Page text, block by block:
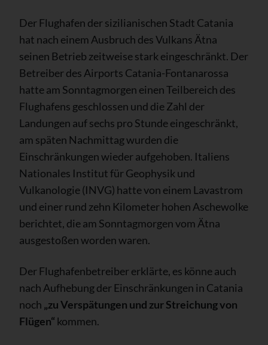
Der Flughafen der sizilianischen Stadt Catania
hat nach einem Ausbruch des Vulkans Ätna
seinen Betrieb zeitweise stark eingeschränkt. Der
Betreiber des Airports Catania-Fontanarossa
hatte am Sonntagmorgen einen Teilbereich des
Flughafens geschlossen und die Zahl der
Landungen auf sechs pro Stunde eingeschränkt,
am späten Nachmittag wurden die
Einschränkungen wieder aufgehoben. Italiens
Nationales Institut für Geophysik und
Vulkanologie (INVG) hatte von einem Lavastrom
und einer rund zehn Kilometer hohen Aschewolke
berichtet, die am Sonntagmorgen vom Ätna
ausgestoßen worden waren.
Der Flughafenbetreiber erklärte, es könne auch
nach Aufhebung der Einschränkungen in Catania
noch „zu Verspätungen und zur Streichung von
Flügen“ kommen.